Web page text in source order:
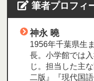
筆者プロフィ
神永 曉
1956年千葉県生
長。小学館では
じ。担当した主
二版』『現代国